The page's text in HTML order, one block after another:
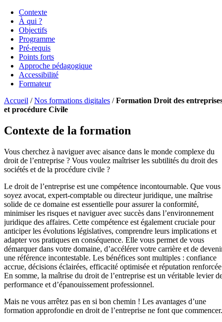
Contexte
À qui ?
Objectifs
Programme
Pré-requis
Points forts
Approche pédagogique
Accessibilité
Formateur
Accueil /Nos formations digitales /Formation Droit des
et procédure Civile
Contexte de la formation
Vous cherchez à naviguer avec aisance dans le monde complexe du
droit de l’entreprise ? Vous voulez maîtriser les subtilités du droit des
sociétés et de la procédure civile ?
Le droit de l’entreprise est une compétence incontournable. Que vous
soyez avocat, expert-comptable ou directeur juridique, une maîtrise
solide de ce domaine est essentielle pour assurer la conformité,
minimiser les risques et naviguer avec succès dans l’environnement
juridique des affaires. Cette compétence est également cruciale pour
anticiper les évolutions législatives, comprendre leurs implications et
adapter vos pratiques en conséquence. Elle vous permet de vous
démarquer dans votre domaine, d’accélérer votre carrière et de
une référence incontestable. Les bénéfices sont multiples : confiance
accrue, décisions éclairées, efficacité optimisée et réputation
En somme, la maîtrise du droit de l’entreprise est un véritable levier
performance et d’épanouissement professionnel.
Mais ne vous arrêtez pas en si bon chemin ! Les avantages d’une
formation approfondie en droit de l’entreprise ne font que commencer.